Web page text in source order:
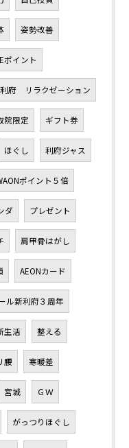
姿勢改善
ポイント
利府 リラクゼーション
院限定 ギフト券
ほぐし 利府ジャス
ポイント５倍
ダ プレゼント
肩甲骨はがし
AEONカード
ル新利府３周年
生活 整える
腰 寒暖差
宮城 ＧＷ
がっつりほぐし